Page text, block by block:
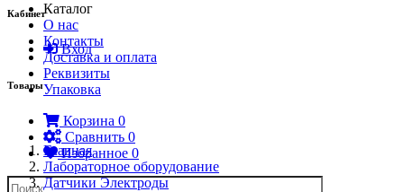
Кабинет
Вход
Товары
Корзина 0
Сравнить 0
Избранное 0
Каталог
О нас
Контакты
Доставка и оплата
Реквизиты
Упаковка
Главная
Лабораторное оборудование
Датчики Электроды